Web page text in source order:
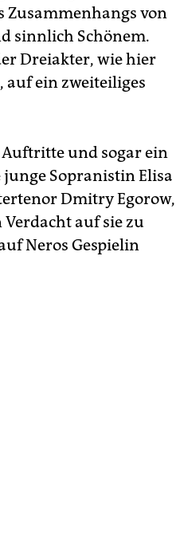
Zusammenhangs von
sinnlich Schönem.
Dreiakter, wie hier
auf ein zweiteiliges
und sogar ein
Sopranistin Elisa
Dmitry Egorow,
auf sie zu
Neros Gespielin